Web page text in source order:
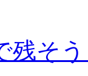
残そ